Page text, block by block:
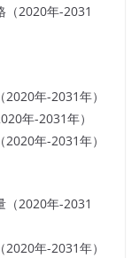
（2020年-2031
年-2031年）
年-2031年）
年-2031年）
（2020年-2031
年-2031年）